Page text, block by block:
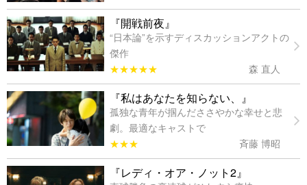
『開戦前夜』
“日本論”を示すディスカッションアクトの
傑作
★★★★★
森 直人
『私はあなたを知らない、』
孤独な青年が掴んだささやかな幸せと悲
劇。最適なキャストで
★★★
斉藤 博昭
『レディ・オア・ノット2』